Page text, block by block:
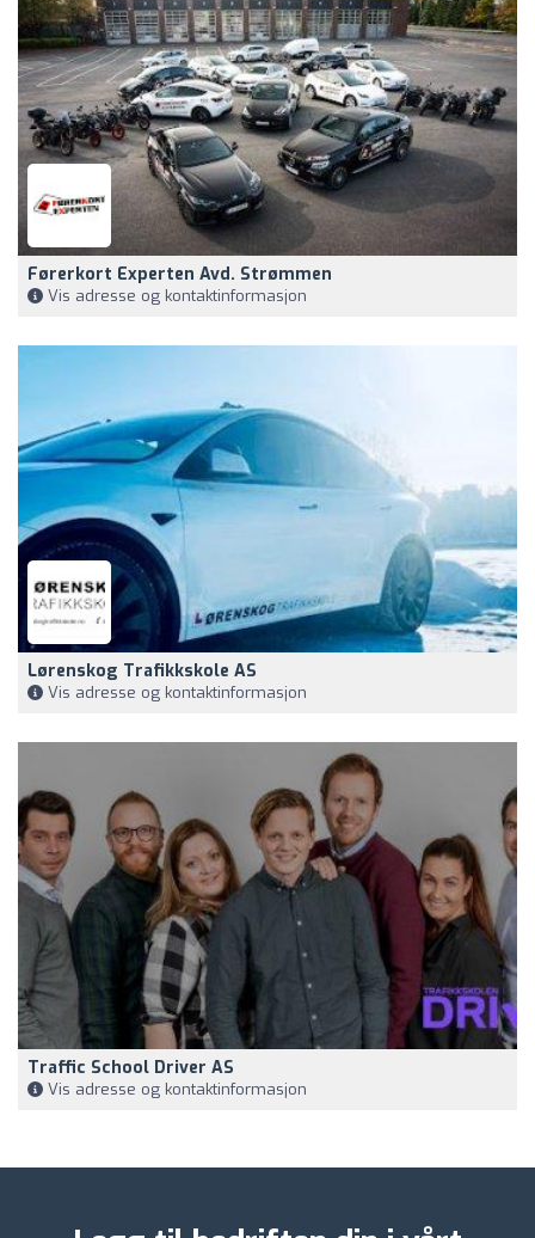
Førerkort Experten Avd. Strømmen
Vis adresse og kontaktinformasjon
Lørenskog Trafikkskole AS
Vis adresse og kontaktinformasjon
Traffic School Driver AS
Vis adresse og kontaktinformasjon